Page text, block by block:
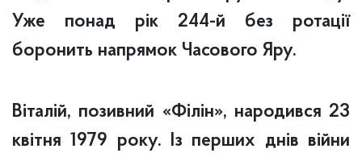
Уже понад рік 244-й без ротації
боронить напрямок Часового Яру.
Віталій, позивний «Філін», народився 23
квітня 1979 року. Із перших днів війни